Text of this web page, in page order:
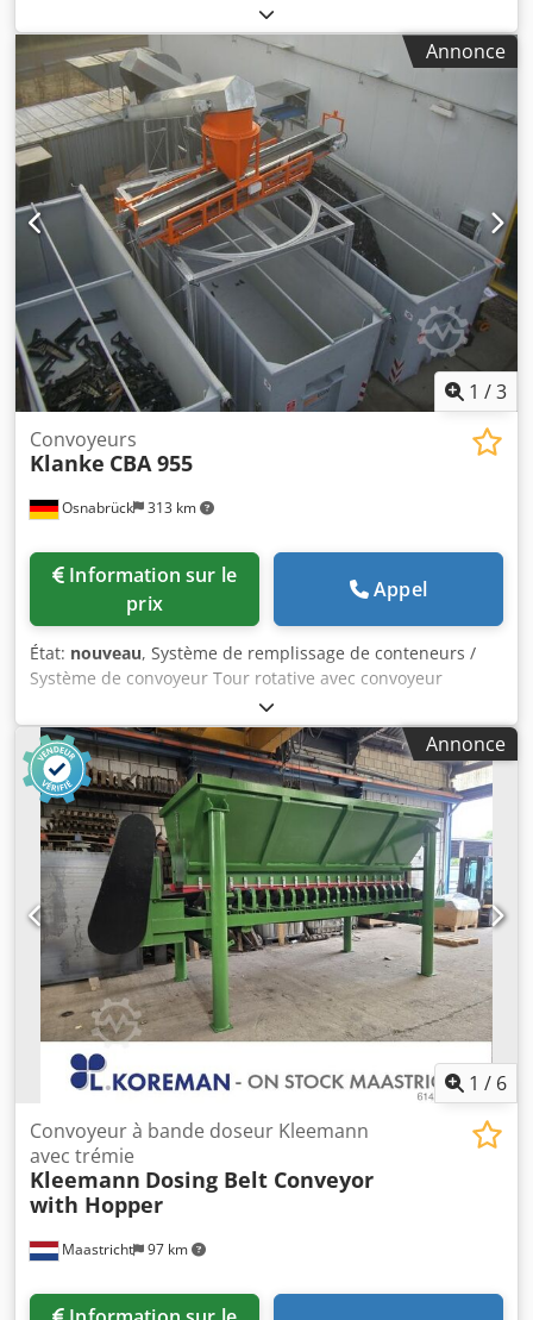
Entraînement : Réducteur 15 kW * En stock : 1 pièce
Annonce
1 /3
Osnabrück 313 km
Convoyeurs
Klanke CBA 955
prix
Appel
État: nouveau, Système de remplissage de conteneurs /
Système de convoyeur Tour rotative avec convoyeur
horizontal, pivotant et déplaçable longitudinalement,
monté sur un châssis stable et galvanisé, et pivotant sur
des roulements. Comprend un convoyeur incliné et un
convoyeur vertical pour le remplissage automatique de
trois grands conteneurs. Contrôle par automate
programmable industriel (API). Convoyeur de distribution,
moteur à engrenages 2,2 kW / largeur de convoyeur 900
mm / distance entre les essieux 5500 mm Entraînement de
la couronne tournante 0,6 kW Entraînement de rotation +/-
90 Convoyeur incliné, largeur de convoyeur 600 mm /
distance entre les essieux 4000 mm / entraînement 1,1 kW
Convoyeur vertical, largeur de convoyeur 600 mm /
distance entre les essieux 4700 mm / entraînement 1,1 kW
Dedpfjb Sp D Rex Ai Rjkr Couleur selon les exigences du
client. Produit sur commande. Prix et informations
complémentaires sur demande.
Annonce
1 / 6
Maastricht 97 km
Convoyeur à bande doseur Kleemann
avec trémie
Kleemann Dosing Belt Conveyor
with Hopper